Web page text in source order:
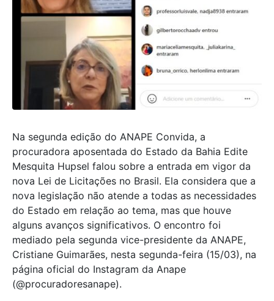
Na segunda edição do ANAPE Convida, a
procuradora aposentada do Estado da Bahia Edite
Mesquita Hupsel falou sobre a entrada em vigor da
nova Lei de Licitações no Brasil. Ela considera que a
nova legislação não atende a todas as necessidades
do Estado em relação ao tema, mas que houve
alguns avanços significativos. O encontro foi
mediado pela segunda vice-presidente da ANAPE,
Cristiane Guimarães, nesta segunda-feira (15/03), na
página oficial do Instagram da Anape
(@procuradoresanape).